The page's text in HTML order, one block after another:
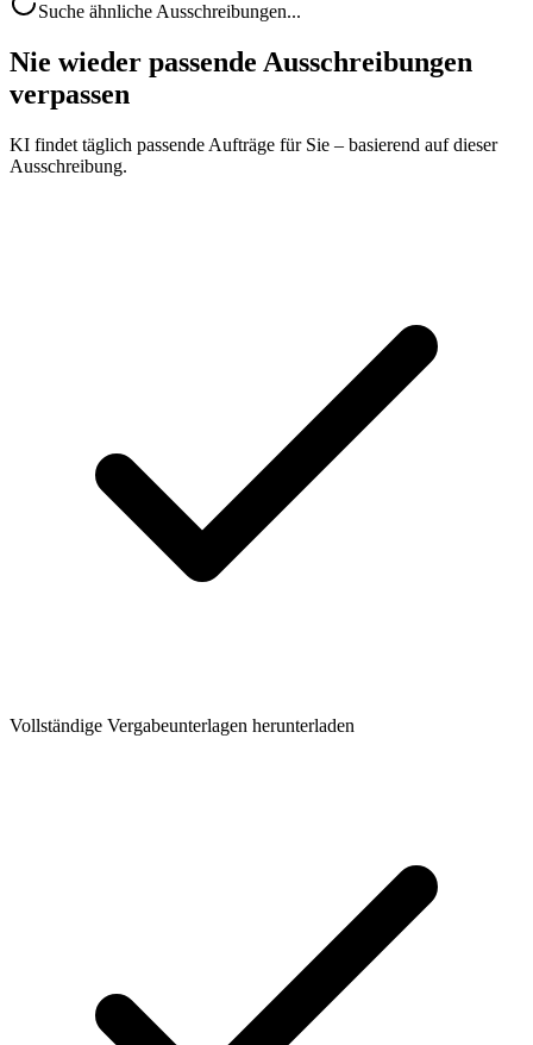
Suche ähnliche Ausschreibungen...
Nie wieder passende Ausschreibungen
verpassen
KI findet täglich passende Aufträge für Sie – basierend auf dieser
Ausschreibung.
Vollständige Vergabeunterlagen herunterladen